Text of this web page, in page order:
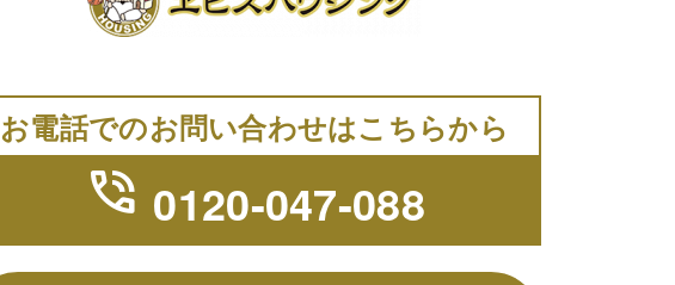
お電話でのお問い合わせはこちらから
phone_in_talk 0120-047-088